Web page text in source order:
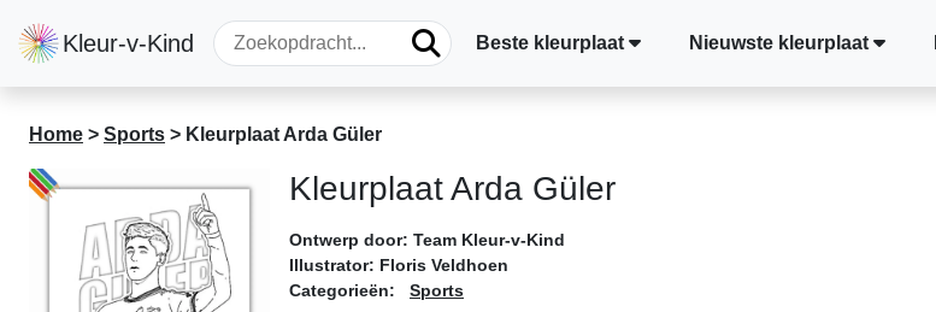
Kleur-v-Kind Beste kleurplaat Nieuwste kleurplaat
Home > Sports > Kleurplaat Arda Güler
Kleurplaat Arda Güler
Ontwerp door: Team Kleur-v-Kind
Illustrator: Floris Veldhoen
Categorieën:
Sports